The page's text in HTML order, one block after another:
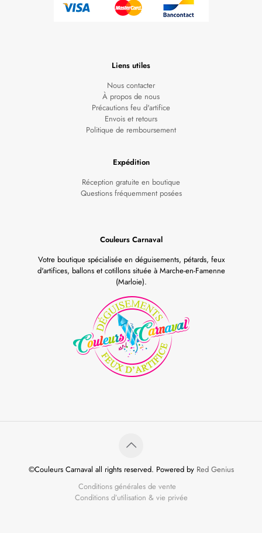
Liens utiles
Nous contacter
À propos de nous
Précautions feu d'artifice
Envois et retours
Politique de remboursement
Expédition
Réception gratuite en boutique
Questions fréquemment posées
Couleurs Carnaval
Votre boutique spécialisée en déguisements, pétards, feux
d'artifices, ballons et cotillons située à Marche-en-Famenne
(Marloie).
©Couleurs Carnaval all rights reserved. Powered by Red Genius
Conditions générales de vente
Conditions d’utilisation & vie privée